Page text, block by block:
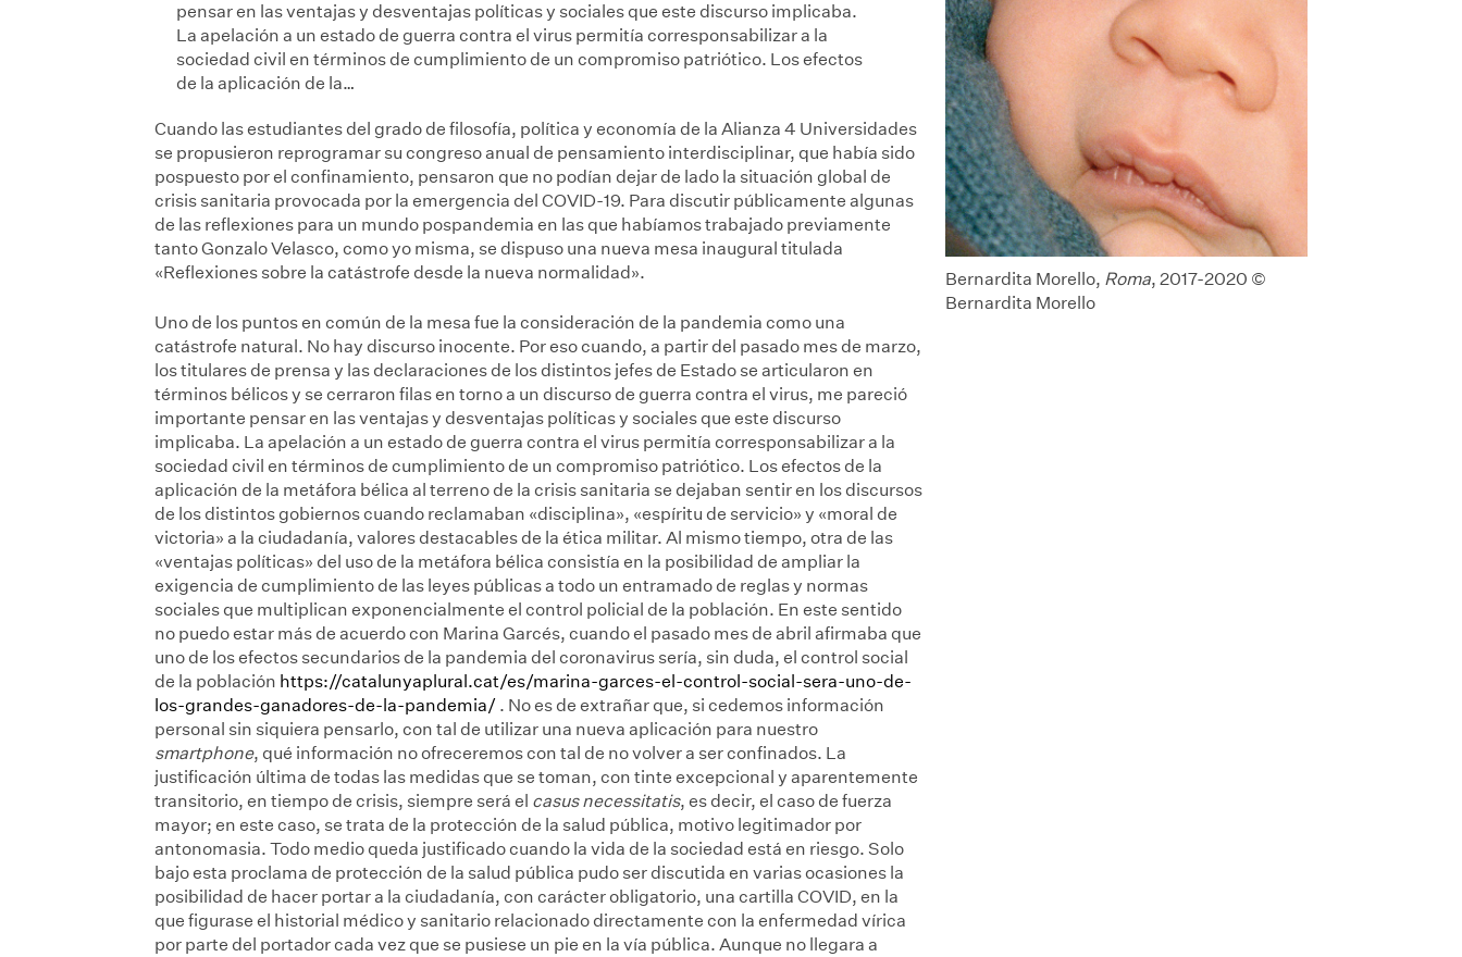
pensar en las ventajas y desventajas políticas y sociales que este discurso implicaba.
La apelación a un estado de guerra contra el virus permitía corresponsabilizar a la
sociedad civil en términos de cumplimiento de un compromiso patriótico. Los efectos
de la aplicación de la…
Cuando las estudiantes del grado de filosofía, política y economía de la Alianza 4 Universidades
se propusieron reprogramar su congreso anual de pensamiento interdisciplinar, que había sido
pospuesto por el confinamiento, pensaron que no podían dejar de lado la situación global de
crisis sanitaria provocada por la emergencia del COVID-19. Para discutir públicamente algunas
de las reflexiones para un mundo pospandemia en las que habíamos trabajado previamente
tanto Gonzalo Velasco, como yo misma, se dispuso una nueva mesa inaugural titulada
«Reflexiones sobre la catástrofe desde la nueva normalidad».
Uno de los puntos en común de la mesa fue la consideración de la pandemia como una
catástrofe natural. No hay discurso inocente. Por eso cuando, a partir del pasado mes de marzo,
los titulares de prensa y las declaraciones de los distintos jefes de Estado se articularon en
términos bélicos y se cerraron filas en torno a un discurso de guerra contra el virus, me pareció
importante pensar en las ventajas y desventajas políticas y sociales que este discurso
implicaba. La apelación a un estado de guerra contra el virus permitía corresponsabilizar a la
sociedad civil en términos de cumplimiento de un compromiso patriótico. Los efectos de la
aplicación de la metáfora bélica al terreno de la crisis sanitaria se dejaban sentir en los discursos
de los distintos gobiernos cuando reclamaban «disciplina», «espíritu de servicio» y «moral de
victoria» a la ciudadanía, valores destacables de la ética militar. Al mismo tiempo, otra de las
«ventajas políticas» del uso de la metáfora bélica consistía en la posibilidad de ampliar la
exigencia de cumplimiento de las leyes públicas a todo un entramado de reglas y normas
sociales que multiplican exponencialmente el control policial de la población. En este sentido
no puedo estar más de acuerdo con Marina Garcés, cuando el pasado mes de abril afirmaba que
uno de los efectos secundarios de la pandemia del coronavirus sería, sin duda, el control social
de la población https://catalunyaplural.cat/es/marina-garces-el-control-social-sera-uno-de-
los-grandes-ganadores-de-la-pandemia/ . No es de extrañar que, si cedemos información
personal sin siquiera pensarlo, con tal de utilizar una nueva aplicación para nuestro
smartphone, qué información no ofreceremos con tal de no volver a ser confinados. La
justificación última de todas las medidas que se toman, con tinte excepcional y aparentemente
transitorio, en tiempo de crisis, siempre será el casus necessitatis, es decir, el caso de fuerza
mayor; en este caso, se trata de la protección de la salud pública, motivo legitimador por
antonomasia. Todo medio queda justificado cuando la vida de la sociedad está en riesgo. Solo
bajo esta proclama de protección de la salud pública pudo ser discutida en varias ocasiones la
posibilidad de hacer portar a la ciudadanía, con carácter obligatorio, una cartilla COVID, en la
que figurase el historial médico y sanitario relacionado directamente con la enfermedad vírica
por parte del portador cada vez que se pusiese un pie en la vía pública. Aunque no llegara a
Bernardita Morello, Roma, 2017-2020 ©
Bernardita Morello